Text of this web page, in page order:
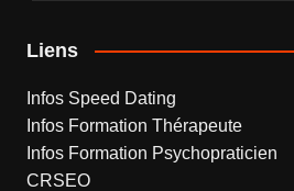
Liens
Infos Speed Dating
Infos Formation Thérapeute
Infos Formation Psychopraticien
CRSEO